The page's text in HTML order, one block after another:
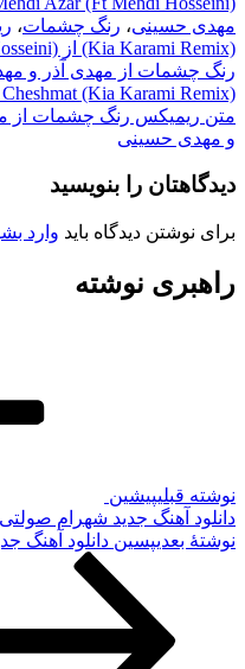
مهدی حسینی، رنگ چشمات،
(Kia Karami Remix) از Mehdi Azar (Ft Mehdi Hosseini)
رنگ چشمات از مهدی آذر و
Cheshmat (Kia Karami Remix) از Mehdi Azar (Ft Mehdi Hosseini)
متن ریمیکس رنگ چشمات از
و مهدی حسینی
دیدگاهتان را بنویسید
برای نوشتن دیدگاه باید وارد
راهبری نوشته
نوشته قبلیپیشین
دانلود آهنگ جدید شهرام صولتی
نوشته‌ٔ بعدیپسین دانلود آهنگ